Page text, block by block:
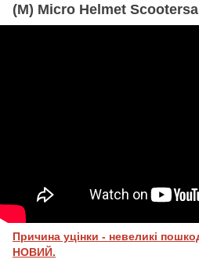
(M) Micro Helmet
Причина уцінки - невеликі
НОВИЙ.